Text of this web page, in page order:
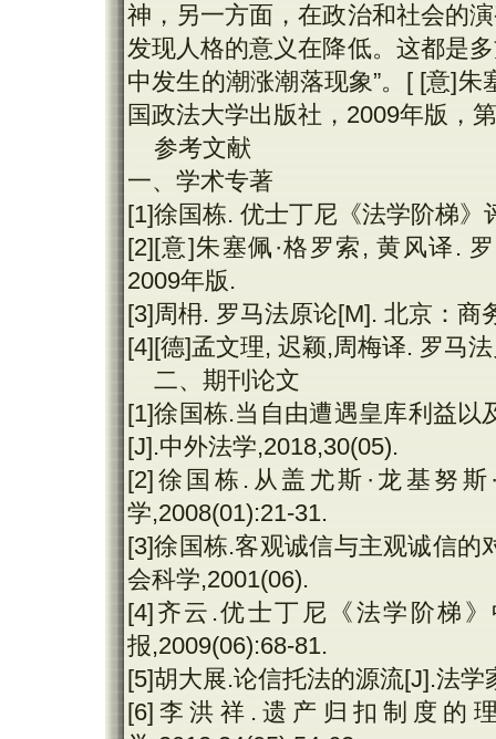
神，另一方面，在政治和社会的
发现人格的意义在降低。这都是
中发生的潮涨潮落现象”。[ [意]
国政法大学出版社，2009年版，
参考文献
一、学术专著
[1]徐国栋. 优士丁尼《法学阶梯
[2][意]朱塞佩·格罗索, 黄风译.
2009年版.
[3]周枏. 罗马法原论[M]. 北京：商
[4][德]孟文理, 迟颖,周梅译. 罗马
二、期刊论文
[1]徐国栋.当自由遭遇皇库利益
[J].中外法学,2018,30(05).
[2]徐国栋.从盖尤斯·龙基努
学,2008(01):21-31.
[3]徐国栋.客观诚信与主观诚信
会科学,2001(06).
[4]齐云.优士丁尼《法学阶梯
报,2009(06):68-81.
[5]胡大展.论信托法的源流[J].法学
[6]李洪祥.遗产归扣制度的